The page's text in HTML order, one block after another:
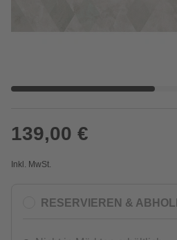
139,00 €
Inkl. MwSt.
RESERVIEREN &